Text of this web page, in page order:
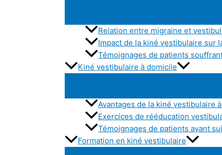
Relation entre migraine et
Impact de la kiné vestibulaire sur
Témoignages de patients
Kiné vestibulaire à domicile
Avantages de la kiné vestibulaire
Exercices de rééducation
Témoignages de patients ayant
Formation en kiné vestibulaire